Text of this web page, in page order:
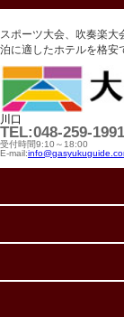
スポーツ大会、吹奏楽大
泊に適したホテルを格安
川口
TEL:048-259-1991
受付時間9:10～18:00
E-mail: